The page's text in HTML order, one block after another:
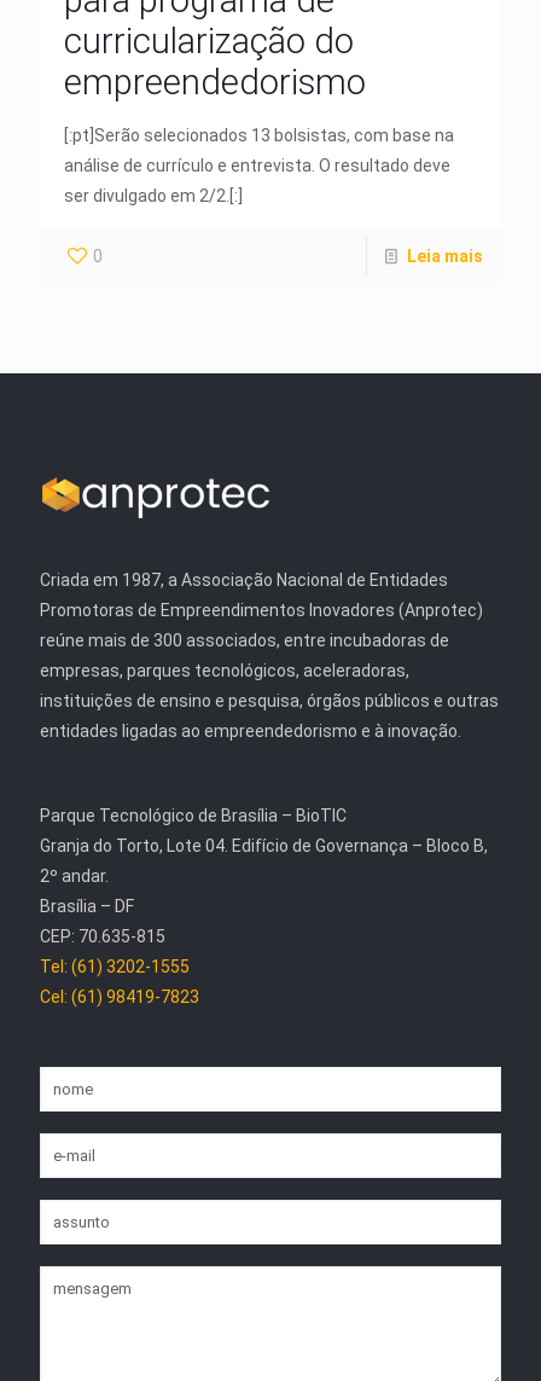
curricularização do
empreendedorismo
[:pt]Serão selecionados 13 bolsistas, com base na
análise de currículo e entrevista. O resultado deve
ser divulgado em 2/2.[:]
0 Leia mais
Criada em 1987, a Associação Nacional de Entidades
Promotoras de Empreendimentos Inovadores (Anprotec)
reúne mais de 300 associados, entre incubadoras de
empresas, parques tecnológicos, aceleradoras,
instituições de ensino e pesquisa, órgãos públicos e outras
entidades ligadas ao empreendedorismo e à inovação.
Parque Tecnológico de Brasília – BioTIC
Granja do Torto, Lote 04. Edifício de Governança – Bloco B,
2º andar.
Brasília – DF
CEP: 70.635-815
Tel: (61) 3202-1555
Cel: (61) 98419-7823